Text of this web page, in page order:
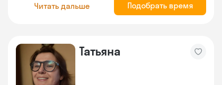
Читать дальше Подобрать время
Татьяна